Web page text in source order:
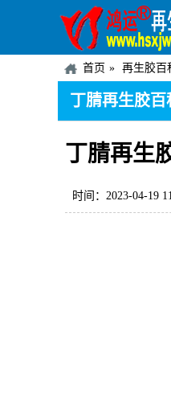
首页 再生胶百
丁腈再生胶百
丁腈再生
时间：2023-04-19